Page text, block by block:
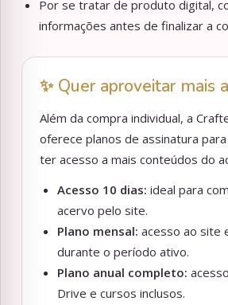
Por se tratar de produto digital,
informações antes de finalizar a
✨ Quer aproveitar mais
Além da compra individual, a
oferece planos de assinatura
ter acesso a mais conteúdos do
Acesso 10 dias: ideal para
acervo pelo site.
Plano mensal: acesso ao site
durante o período ativo.
Plano anual completo:
Drive e cursos inclusos.